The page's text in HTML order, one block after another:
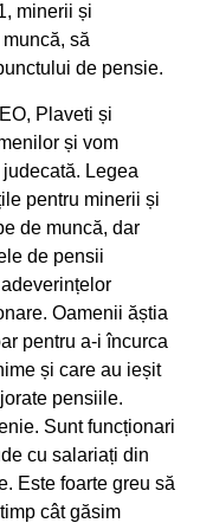
minerii și
să
de pensie.
Plaveti și
și vom
Legea
pentru minerii și
de muncă, dar
de pensii
Oamenii ăștia
pentru a-i încurca
și care au ieșit
pensiile.
Sunt funcționari
cu salariați din
Este foarte greu să
cât găsim